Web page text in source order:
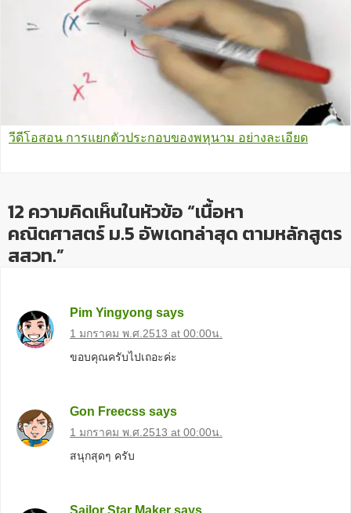
วีดีโอสอน การแยกตัวประกอบของพหุนาม อย่างละเอียด
12 ความคิดเห็นในหัวข้อ “เนื้อหา
คณิตศาสตร์ ม.5 อัพเดทล่าสุด ตามหลักสูตร
สสวท.”
Pim Yingyong says
1 มกราคม พ.ศ.2513 at 00:00น.
ขอบคุณครับไปเถอะค่ะ
Gon Freecss says
1 มกราคม พ.ศ.2513 at 00:00น.
สนุกสุดๆ ครับ